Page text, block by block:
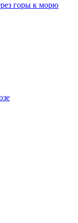
горы к морю